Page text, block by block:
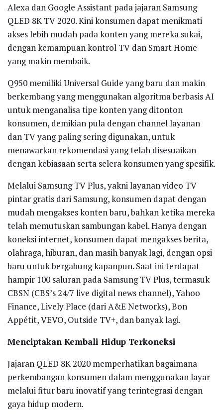
Alexa dan Google Assistant pada jajaran Samsung
QLED 8K TV 2020. Kini konsumen dapat menikmati
akses lebih mudah pada konten yang mereka sukai,
dengan kemampuan kontrol TV dan Smart Home
yang makin membaik.
Q950 memiliki Universal Guide yang baru dan makin
berkembang yang menggunakan algoritma berbasis AI
untuk menganalisa tipe konten yang ditonton
konsumen, demikian pula dengan channel layanan
dan TV yang paling sering digunakan, untuk
menawarkan rekomendasi yang telah disesuaikan
dengan kebiasaan serta selera konsumen yang spesifik.
Melalui Samsung TV Plus, yakni layanan video TV
pintar gratis dari Samsung, konsumen dapat dengan
mudah mengakses konten baru, bahkan ketika mereka
telah memutuskan sambungan kabel. Hanya dengan
koneksi internet, konsumen dapat mengakses berita,
olahraga, hiburan, dan masih banyak lagi, dengan opsi
baru untuk bergabung kapanpun. Saat ini terdapat
hampir 100 saluran pada Samsung TV Plus, termasuk
CBSN (CBS’s 24/7 live digital news channel), Yahoo
Finance, Lively Place (dari A&E Networks), Bon
Appétit, VEVO, Outside TV+, dan banyak lagi.
Menciptakan Kembali Hidup Terkoneksi
Jajaran QLED 8K 2020 memperhatikan bagaimana
perkembangan konsumen dalam menggunakan layar
melalui fitur baru inovatif yang terintegrasi dengan
gaya hidup modern.